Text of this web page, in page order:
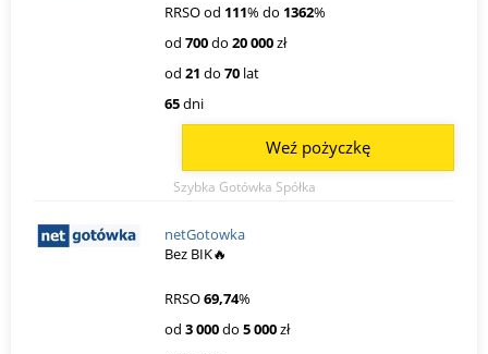
RRSO od 111% do 1362%
od 700do 20 000zł
od 21 do 70 lat
65dni
Szybka Gotówka Spółka
Weź pożyczkę
netGotowka
Bez BIK🔥
RRSO69,74%
od 3 000do 5 000zł